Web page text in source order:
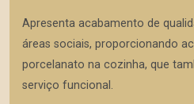
Apresenta acabamento de
áreas sociais, proporcionando
porcelanato na cozinha, que
serviço funcional.